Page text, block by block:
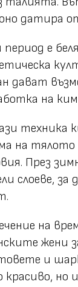
датира
период е
дават
на
техника
на тялото
През
слоеве,
на
жени
и
красиво, но